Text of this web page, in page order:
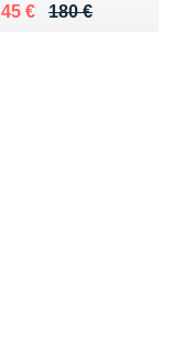
180 €
Au lieu de 180 €
45 €
Vendu 45 €